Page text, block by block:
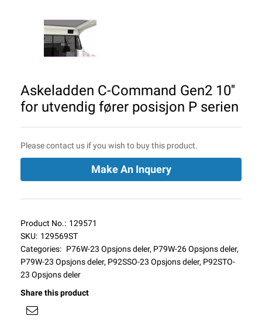
Askeladden C-Command Gen2 10''
for utvendig fører posisjon P serien
Please contact us if you wish to buy this product.
Make An Inquery
Product No.: 129571
SKU: 129569ST
Categories: P76W-23 Opsjons deler, P79W-26 Opsjons deler,
P79W-23 Opsjons deler, P92SSO-23 Opsjons deler, P92STO-
23 Opsjons deler
Share this product